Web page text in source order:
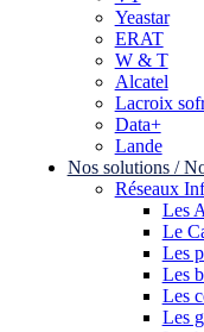
Yeastar
ERAT
W & T
Alcatel
Lacroix
Data+
Lande
Nos solutions /
Réseaux
Les
Le
Les
Les
Les
Les